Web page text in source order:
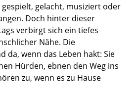
gelacht, musiziert oder
Doch hinter dieser
verbirgt sich ein tiefes
Nähe. Die
da, wenn das Leben hakt: Sie
Hürden, ebnen den Weg ins
zu, wenn es zu Hause